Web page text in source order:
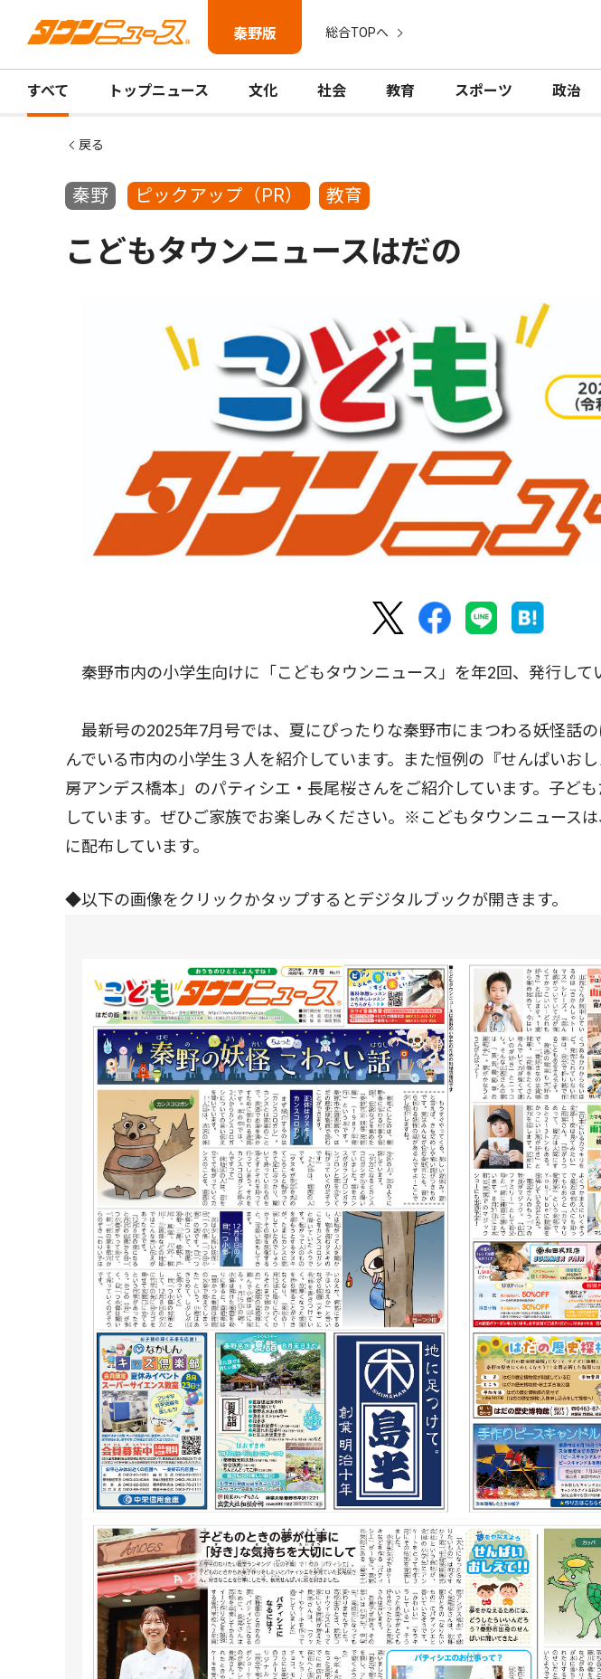
秦野版 総合TOPへ
すべて トップニュース 文化 社会 教育 スポーツ 政治
戻る
秦野 ピックアップ（PR） 教育
こどもタウンニュースはだの
秦野市内の小学生向けに「こどもタウンニュース」を年2回、発行して
最新号の2025年7月号では、夏にぴったりな秦野市にまつわる妖怪話
んでいる市内の小学生３人を紹介しています。また恒例の『せんぱいお
房アンデス橋本」のパティシエ・長尾桜さんをご紹介しています。子ど
しています。ぜひご家族でお楽しみください。※こどもタウンニュース
に配布しています。
◆以下の画像をクリックかタップするとデジタルブックが開きます。